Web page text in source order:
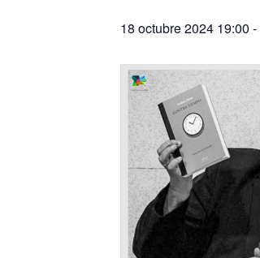
18 octubre 2024 19:00 -